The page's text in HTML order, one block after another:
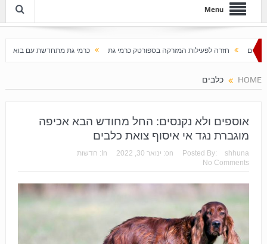
Menu
המזרקה בספורטק כרמי גת כרמי גת מתחדשת עם בוא האביב עלייה חדה במחירי
HOME כלבים
אוספים ולא נקנסים: החל מחודש הבא אכיפה
מוגברת נגד אי איסוף צואת כלבים
Posted By: shhuna
on: ינואר 30, 2022 In:
חדשות
No Comments